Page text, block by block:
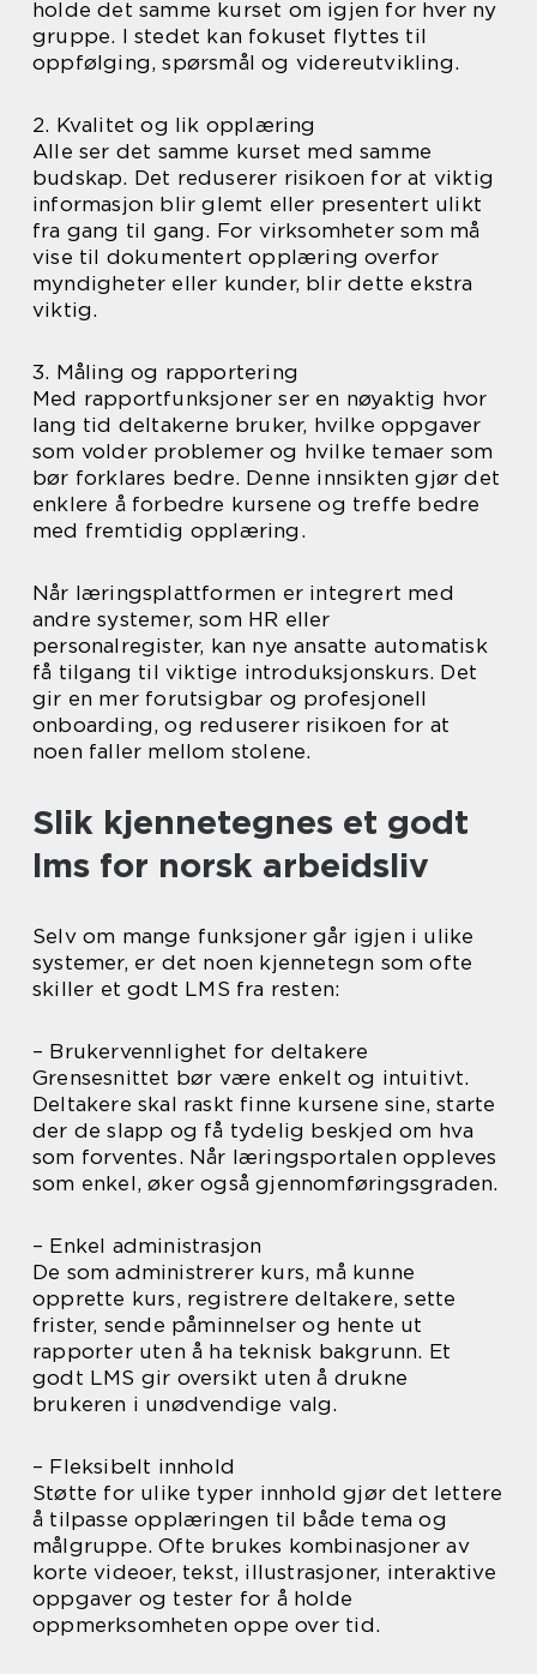
holde det samme kurset om igjen for hver ny
gruppe. I stedet kan fokuset flyttes til
oppfølging, spørsmål og videreutvikling.
2. Kvalitet og lik opplæring
Alle ser det samme kurset med samme
budskap. Det reduserer risikoen for at viktig
informasjon blir glemt eller presentert ulikt
fra gang til gang. For virksomheter som må
vise til dokumentert opplæring overfor
myndigheter eller kunder, blir dette ekstra
viktig.
3. Måling og rapportering
Med rapportfunksjoner ser en nøyaktig hvor
lang tid deltakerne bruker, hvilke oppgaver
som volder problemer og hvilke temaer som
bør forklares bedre. Denne innsikten gjør det
enklere å forbedre kursene og treffe bedre
med fremtidig opplæring.
Når læringsplattformen er integrert med
andre systemer, som HR eller
personalregister, kan nye ansatte automatisk
få tilgang til viktige introduksjonskurs. Det
gir en mer forutsigbar og profesjonell
onboarding, og reduserer risikoen for at
noen faller mellom stolene.
Slik kjennetegnes et godt
lms for norsk arbeidsliv
Selv om mange funksjoner går igjen i ulike
systemer, er det noen kjennetegn som ofte
skiller et godt LMS fra resten:
– Brukervennlighet for deltakere
Grensesnittet bør være enkelt og intuitivt.
Deltakere skal raskt finne kursene sine, starte
der de slapp og få tydelig beskjed om hva
som forventes. Når læringsportalen oppleves
som enkel, øker også gjennomføringsgraden.
– Enkel administrasjon
De som administrerer kurs, må kunne
opprette kurs, registrere deltakere, sette
frister, sende påminnelser og hente ut
rapporter uten å ha teknisk bakgrunn. Et
godt LMS gir oversikt uten å drukne
brukeren i unødvendige valg.
– Fleksibelt innhold
Støtte for ulike typer innhold gjør det lettere
å tilpasse opplæringen til både tema og
målgruppe. Ofte brukes kombinasjoner av
korte videoer, tekst, illustrasjoner, interaktive
oppgaver og tester for å holde
oppmerksomheten oppe over tid.